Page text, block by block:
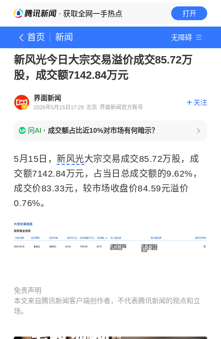
· 获取全网一手热点 打开
首页 新闻 无障碍
新风光今日大宗交易溢价成交85.72万
股，成交额7142.84万元
界面新闻
2026年5月15日17:29 北京 界面新闻官方账号
关注
问AI · 成交额占比近10%对市场有何暗示？
5月15日， 新风光大宗交易成交85.72万股，成
交额7142.84万元，占当日总成交额的9.62%，
成交价83.33元，较市场收盘价84.59元溢价
0.76%。
免责声明
本文来自腾讯新闻客户端创作者，不代表腾讯新闻的观点和立
场。